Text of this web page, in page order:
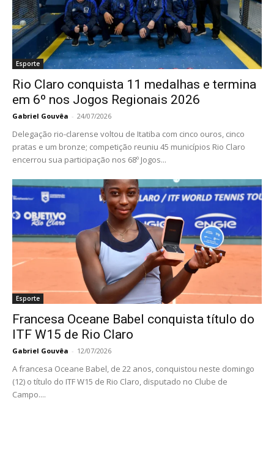
Esporte
Rio Claro conquista 11 medalhas e termina
em 6º nos Jogos Regionais 2026
Gabriel Gouvêa - 24/07/2026
Delegação rio-clarense voltou de Itatiba com cinco ouros, cinco
pratas e um bronze; competição reuniu 45 municípios Rio Claro
encerrou sua participação nos 68º Jogos...
Esporte
Francesa Oceane Babel conquista título do
ITF W15 de Rio Claro
Gabriel Gouvêa - 12/07/2026
A francesa Oceane Babel, de 22 anos, conquistou neste domingo
(12) o título do ITF W15 de Rio Claro, disputado no Clube de
Campo....